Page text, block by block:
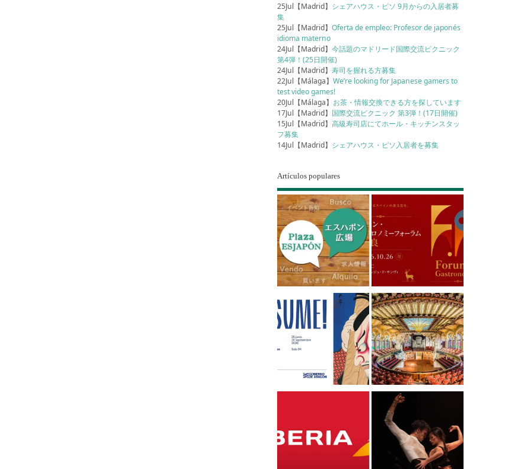
25Jul【Madrid】 シェアハウス・ピソ 9月からの入居者募
集
25Jul【Madrid】Oferta de empleo: Profesor de japonés
idioma materno
24Jul【Madrid】今話題のマドリード国際交流ピクニック
第4弾！(25日開催)
24Jul【Madrid】寿司を握れる方募集
22Jul【Málaga】We’re looking for Japanese gamers to
test video games!
20Jul【Málaga】 お茶・情報交換できる方を探しています
17Jul【Madrid】 国際交流ピクニック 第3弾！(17日開催)
15Jul【Madrid】高級寿司店にてホール・キッチンスタッ
フ募集
14Jul【Madrid】 シェアハウス・ピソ入居者を募集
Artículos populares